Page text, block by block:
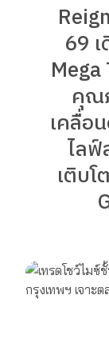
69
คุณ
เคลื่อ
ไลฟ์
เติบ